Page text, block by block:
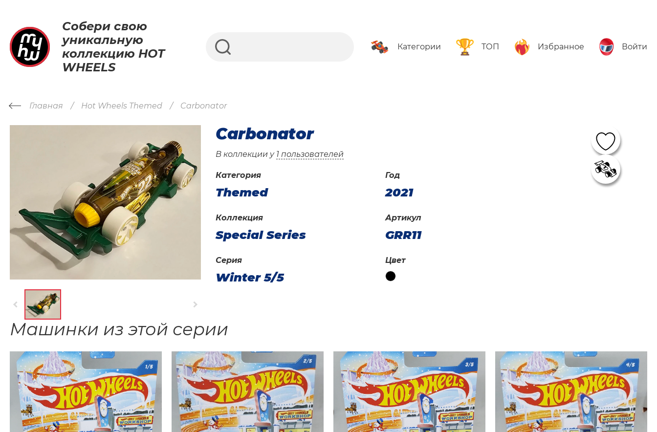
Собери свою
уникальную
коллекцию HOT
WHEELS
Категории ТОП Избранное Войти
Главная Hot Wheels Themed Carbonator
Carbonator
В коллекции у 1 пользователей
Категория
Themed
Год
2021
Коллекция
Special Series
Артикул
GRR11
Серия
Winter 5/5
Цвет
Машинки из этой серии